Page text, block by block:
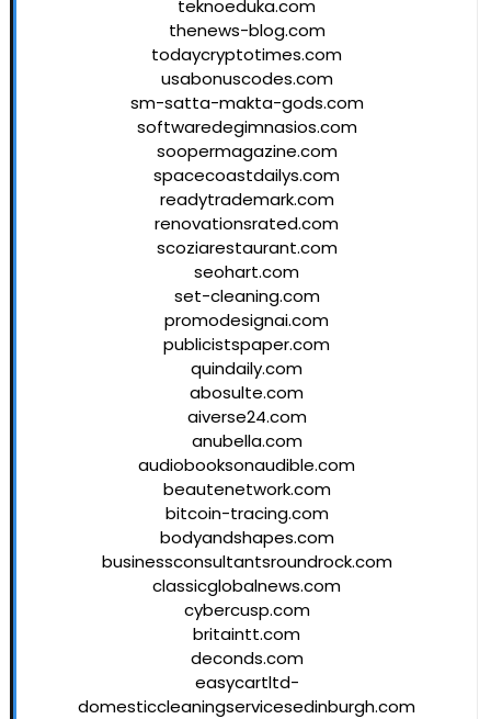
teknoeduka.com
thenews-blog.com
todaycryptotimes.com
usabonuscodes.com
sm-satta-makta-gods.com
softwaredegimnasios.com
soopermagazine.com
spacecoastdailys.com
readytrademark.com
renovationsrated.com
scoziarestaurant.com
seohart.com
set-cleaning.com
promodesignai.com
publicistspaper.com
quindaily.com
abosulte.com
aiverse24.com
anubella.com
audiobooksonaudible.com
beautenetwork.com
bitcoin-tracing.com
bodyandshapes.com
businessconsultantsroundrock.com
classicglobalnews.com
cybercusp.com
britaintt.com
deconds.com
easycartltd-
domesticcleaningservicesedinburgh.com